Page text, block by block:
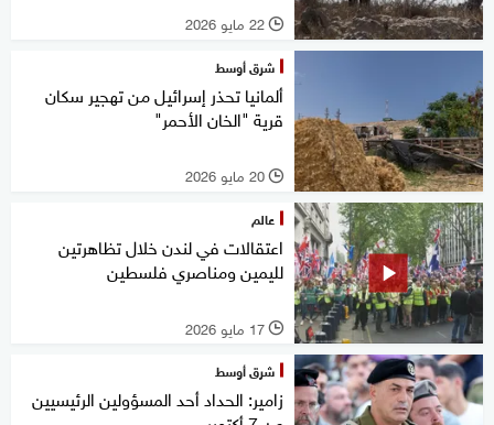
l 22 مايو 2026
شرق أوسط
ألمانيا تحذر إسرائيل من تهجير سكان
قرية "الخان الأحمر"
l 20 مايو 2026
عالم
اعتقالات في لندن خلال تظاهرتين
لليمين ومناصري فلسطين
l 17 مايو 2026
شرق أوسط
زامير: الحداد أحد المسؤولين الرئيسيين